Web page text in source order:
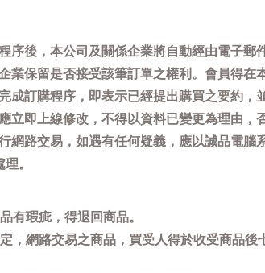
序後，本公司及關係企業將自動經由電子
業保留是否接受該筆訂單之權利。會員得在
成訂購程序，即表示已經提出購買之要約
立即上線修改，不得以資料已變更為理由，
網路交易，如遇有任何疑義，應以誠品電
。
有瑕疵，得退回商品。
，網路交易之商品，買受人得於收受商品